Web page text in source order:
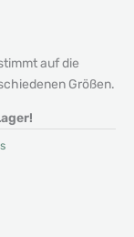
auf die
Größen.